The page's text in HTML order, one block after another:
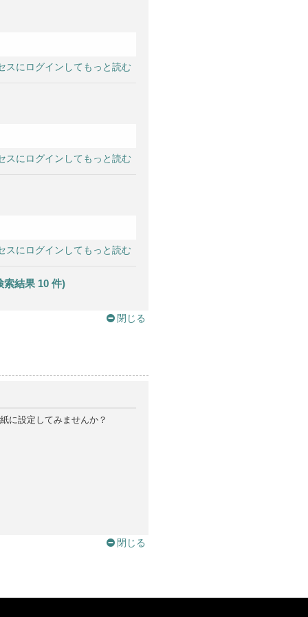
スにログインしてもっと読む
スにログインしてもっと読む
スにログインしてもっと読む
結果 10 件)
閉じる
に設定してみませんか？
閉じる